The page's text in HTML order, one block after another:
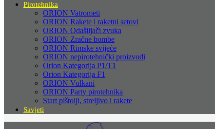
Pirotehnika
ORION Vatrometi
ORION Rakete i raketni setovi
ORION Odašiljači zvuka
ORION Zračne bombe
ORION Rimske svijeće
ORION nepirotehnički proizvodi
Orion Kategorija P1/T1
Orion Kategorija F1
ORION Vulkani
ORION Party pirotehnika
Start pištolji, streljivo i rakete
Savjeti